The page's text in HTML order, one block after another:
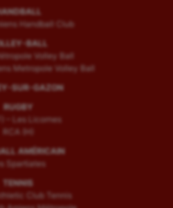
Handball Club
BALL
Volley Ball
Metropole Volley Ball
SUR-GAZON
RUGBY
– Les Licornes
RCA (H)
AMÉRICAIN
Spartiates
TENNIS
Club Tennis